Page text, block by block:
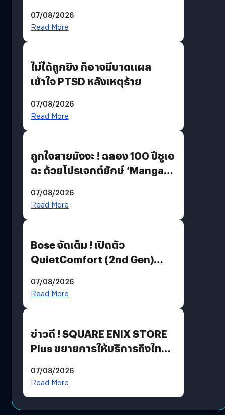
07/08/2026
Read More
ไม่ได้ถูกยิง ก็อาจมีบาดแผล
เข้าใจ PTSD หลังเหตุร้าย
07/08/2026
Read More
ถูกใจสายมังงะ ! ฉลอง 100 ปีชูเอ
ฉะ ด้วยโปรเจกต์ยักษ์ ‘Manga
มีภาษาไทยด้วย
07/08/2026
Read More
Bose จัดเต็ม ! เปิดตัว
QuietComfort (2nd Gen)
07/08/2026
Read More
ข่าวดี ! SQUARE ENIX STORE
Plus ขยายการให้บริการถึงไทย
โดยตรง
07/08/2026
Read More